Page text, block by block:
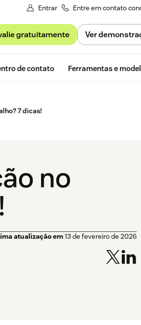
Entrar Entre em contato
gratuitamente Ver
de contato Ferramentas e
7 dicas!
no
atualização em13 de fevereiro de 2026